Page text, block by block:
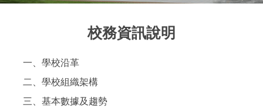
校務資訊說明
一、學校沿革
二、學校組織架構
三、基本數據及趨勢